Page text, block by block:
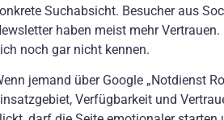
Suchabsicht. Besucher aus
haben meist mehr
noch gar nicht kennen.
jemand über Google „Notdienst
Verfügbarkeit und